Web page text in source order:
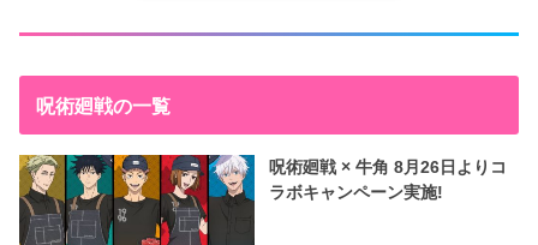
呪術廻戦の一覧
呪術廻戦 × 牛角 8月26日よりコ
ラボキャンペーン実施!